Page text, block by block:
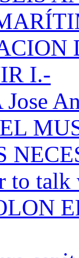
I.-
to talk